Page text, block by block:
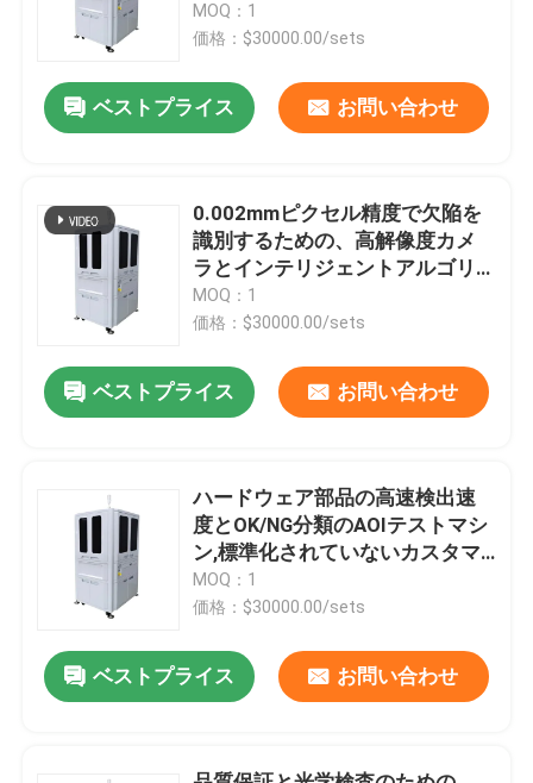
家へ
ビデオ
わたしたち に つい て
工場 ツアー
連絡 ください
ニュース
事件
CNCの視野の測定機械
MOQ：1
価格：$30000.00/sets
ベストプライス お問い合わせ
0.002mmピクセル精度で欠陥を
識別するための、高解像度カメ
ラとインテリジェントアルゴリ
ズムを搭載したAOI検査機
MOQ：1
価格：$30000.00/sets
ベストプライス お問い合わせ
ハードウェア部品の高速検出速
度とOK/NG分類のAOIテストマシ
ン,標準化されていないカスタマ
イゼーションをサポートする
MOQ：1
価格：$30000.00/sets
ベストプライス お問い合わせ